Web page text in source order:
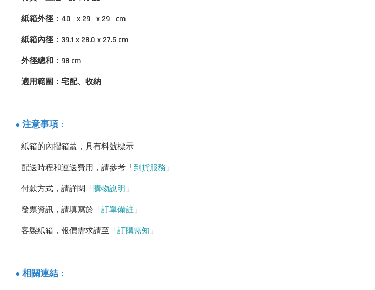
紙箱外徑：40 x 29 x 29 cm
紙箱內徑：39.1 x 28.0 x 27.5 cm
外徑總和：98 cm
適用範圍：宅配、收納
● 注意事項 ：
紙箱的內摺箱蓋，具有料號標示
配送時程和運送費用，請參考「 到貨服務 」
付款方式，請詳閱「 購物說明 」
發票資訊，請填寫於「 訂單備註 」
客製紙箱，報價需求請至「 訂購需知 」
● 相關連結 ：